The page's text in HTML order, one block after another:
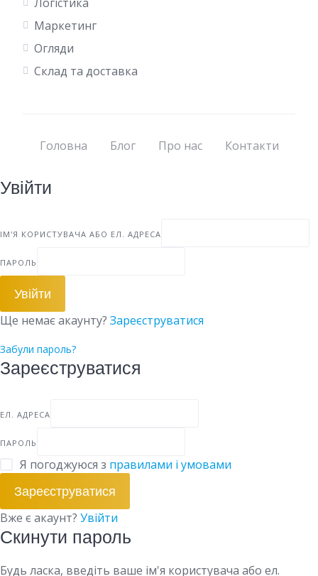
Маркетинг
Огляди
Склад та доставка
Головна Блог Про нас Контакти
Увійти
ІМ'Я КОРИСТУВАЧА АБО ЕЛ. АДРЕСА
ПАРОЛЬ
Увійти
Ще немає акаунту? Зареєструватися
Забули пароль?
Зареєструватися
ЕЛ. АДРЕСА
ПАРОЛЬ
Я погоджуюся з правилами і умовами
Зареєструватися
Вже є акаунт? Увійти
Скинути пароль
Будь ласка, введіть ваше ім'я користувача або ел.